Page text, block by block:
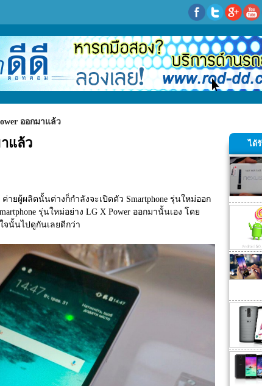
ออกมาแล้ว
แล้ว
ยผู้ผลิตนั้นต่างก็กำลังจะเปิดตัว Smartphone รุ่นใหม่ออก
รุ่นใหม่อย่าง LG X Power ออกมานั้นเอง โดย
จนั้นไปดูกันเลยดีกว่า
ได้